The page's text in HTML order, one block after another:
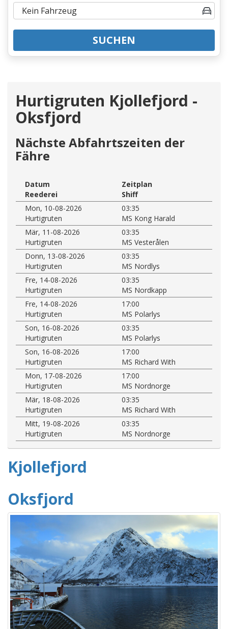
SUCHEN
Hurtigruten Kjollefjord -
Oksfjord
Nächste Abfahrtszeiten der
Fähre
Datum
Zeitplan
Reederei
Shiff
Mon, 10-08-2026
03:35
Hurtigruten
MS Kong Harald
Mär, 11-08-2026
03:35
Hurtigruten
MS Vesterålen
Donn, 13-08-2026
03:35
Hurtigruten
MS Nordlys
Fre, 14-08-2026
03:35
Hurtigruten
MS Nordkapp
Fre, 14-08-2026
17:00
Hurtigruten
MS Polarlys
Son, 16-08-2026
03:35
Hurtigruten
MS Polarlys
Son, 16-08-2026
17:00
Hurtigruten
MS Richard With
Mon, 17-08-2026
17:00
Hurtigruten
MS Nordnorge
Mär, 18-08-2026
03:35
Hurtigruten
MS Richard With
Mitt, 19-08-2026
03:35
Hurtigruten
MS Nordnorge
Kjollefjord
Oksfjord